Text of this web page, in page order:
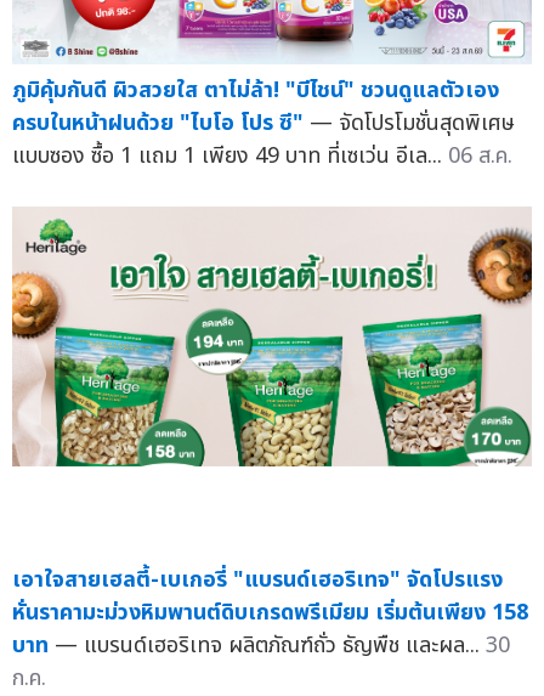
ภูมิคุ้มกันดี ผิวสวยใส ตาไม่ล้า! "บีไชน์" ชวนดูแลตัวเอง
ครบในหน้าฝนด้วย "ไบโอ โปร ซี" — จัดโปรโมชั่นสุดพิเศษ
แบบซอง ซื้อ 1 แถม 1 เพียง 49 บาท ที่เซเว่น อีเล... 06 ส.ค.
เอาใจสายเฮลตี้-เบเกอรี่ "แบรนด์เฮอริเทจ" จัดโปรแรง
หั่นราคามะม่วงหิมพานต์ดิบเกรดพรีเมียม เริ่มต้นเพียง 158
บาท — แบรนด์เฮอริเทจ ผลิตภัณฑ์ถั่ว ธัญพืช และผล... 30
ก.ค.